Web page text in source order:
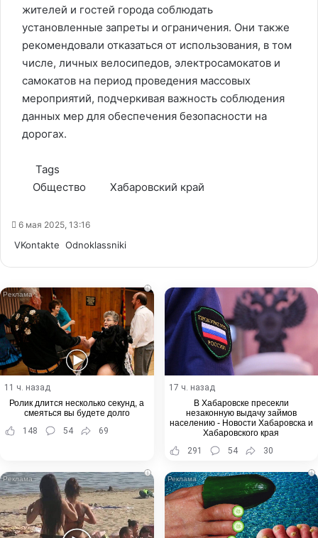
жителей и гостей города соблюдать
установленные запреты и ограничения. Они также
рекомендовали отказаться от использования, в том
числе, личных велосипедов, электросамокатов и
самокатов на период проведения массовых
мероприятий, подчеркивая важность соблюдения
данных мер для обеспечения безопасности на
дорогах.
Tags
Общество
Хабаровский край
6 мая 2025, 13:16
VKontakte Odnoklassniki
i
11 ч. назад
Ролик длится несколько секунд, а
смеяться вы будете долго
148
54 69
17 ч. назад
В Хабаровске пресекли
незаконную выдачу займов
населению - Новости Хабаровска и
Хабаровского края
291
54 30
i i